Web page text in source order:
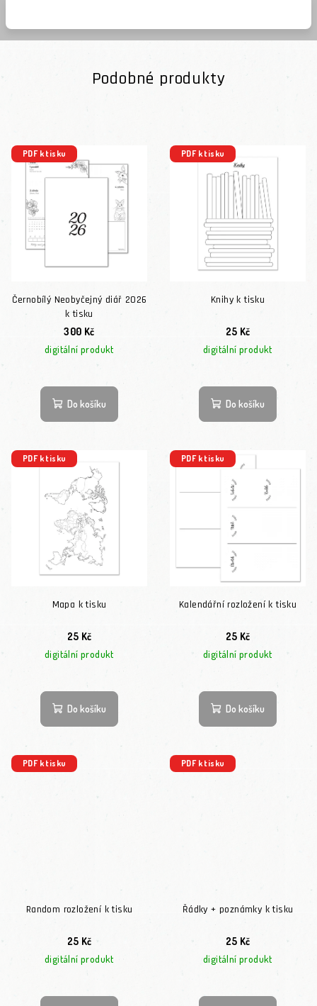
Podobné produkty
PDF k tisku
Černobílý Neobyčejný diář 2026
k tisku
300 Kč
digitální produkt
Do košíku
PDF k tisku
Knihy k tisku
25 Kč
digitální produkt
Do košíku
PDF k tisku
Mapa k tisku
25 Kč
digitální produkt
Do košíku
PDF k tisku
Kalendářní rozložení k tisku
25 Kč
digitální produkt
Do košíku
PDF k tisku
Random rozložení k tisku
25 Kč
digitální produkt
PDF k tisku
Řádky + poznámky k tisku
25 Kč
digitální produkt